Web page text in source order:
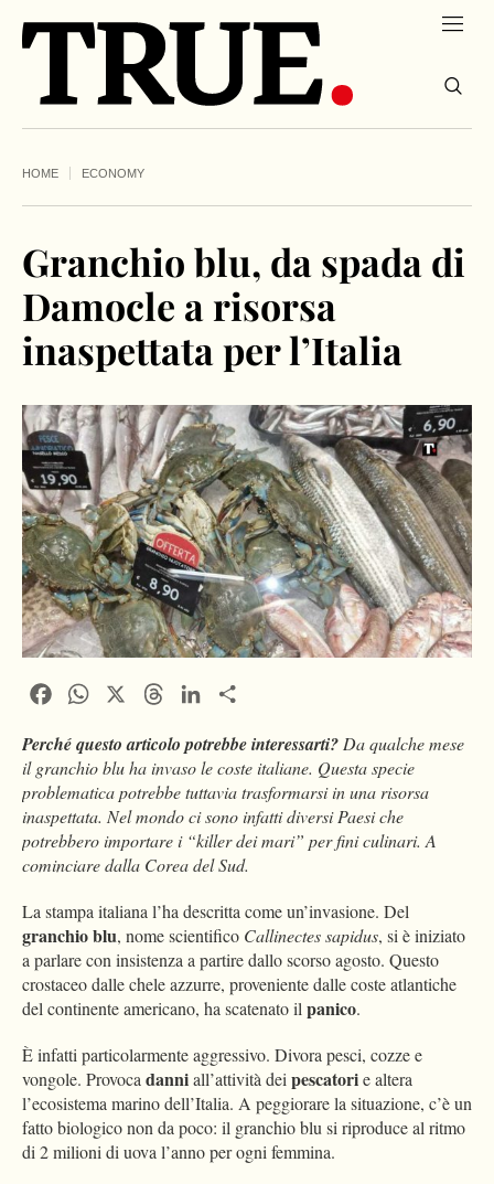
HOME ECONOMY
Granchio blu, da spada di
Damocle a risorsa
inaspettata per l’Italia
FacebookWhatsApp ThreadsLinkedIn
Perché questo articolo potrebbe interessarti?Da qualche mese
il granchio blu ha invaso le coste italiane. Questa specie
problematica potrebbe tuttavia trasformarsi in una risorsa
inaspettata. Nel mondo ci sono infatti diversi Paesi che
potrebbero importare i “killer dei mari” per fini culinari. A
cominciare dalla Corea del Sud.
La stampa italiana l’ha descritta come un’invasione. Del
granchio blu, nome scientifico Callinectes sapidus, si è iniziato
a parlare con insistenza a partire dallo scorso agosto. Questo
crostaceo dalle chele azzurre, proveniente dalle coste atlantiche
del continente americano, ha scatenato ilpanico.
È infatti particolarmente aggressivo. Divora pesci, cozze e
vongole. Provocadanniall’attività deipescatorie altera
l’ecosistema marino dell’Italia. A peggiorare la situazione, c’è un
fatto biologico non da poco: il granchio blu si riproduce al ritmo
di 2 milioni di uova l’anno per ogni femmina.